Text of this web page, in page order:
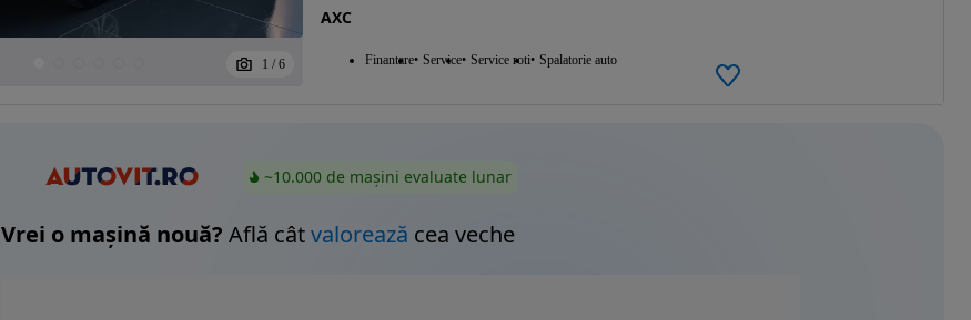
1 / 6
AXC
Finantare Service Service roti Spalatorie auto
~10.000 de mașini evaluate lunar
Vrei o mașină nouă? Află câtvalorează cea veche